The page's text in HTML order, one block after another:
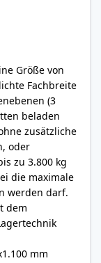
Größe von
Fachbreite
(3
beladen
zusätzliche
oder
zu 3.800 kg
die maximale
werden darf.
dem
mm